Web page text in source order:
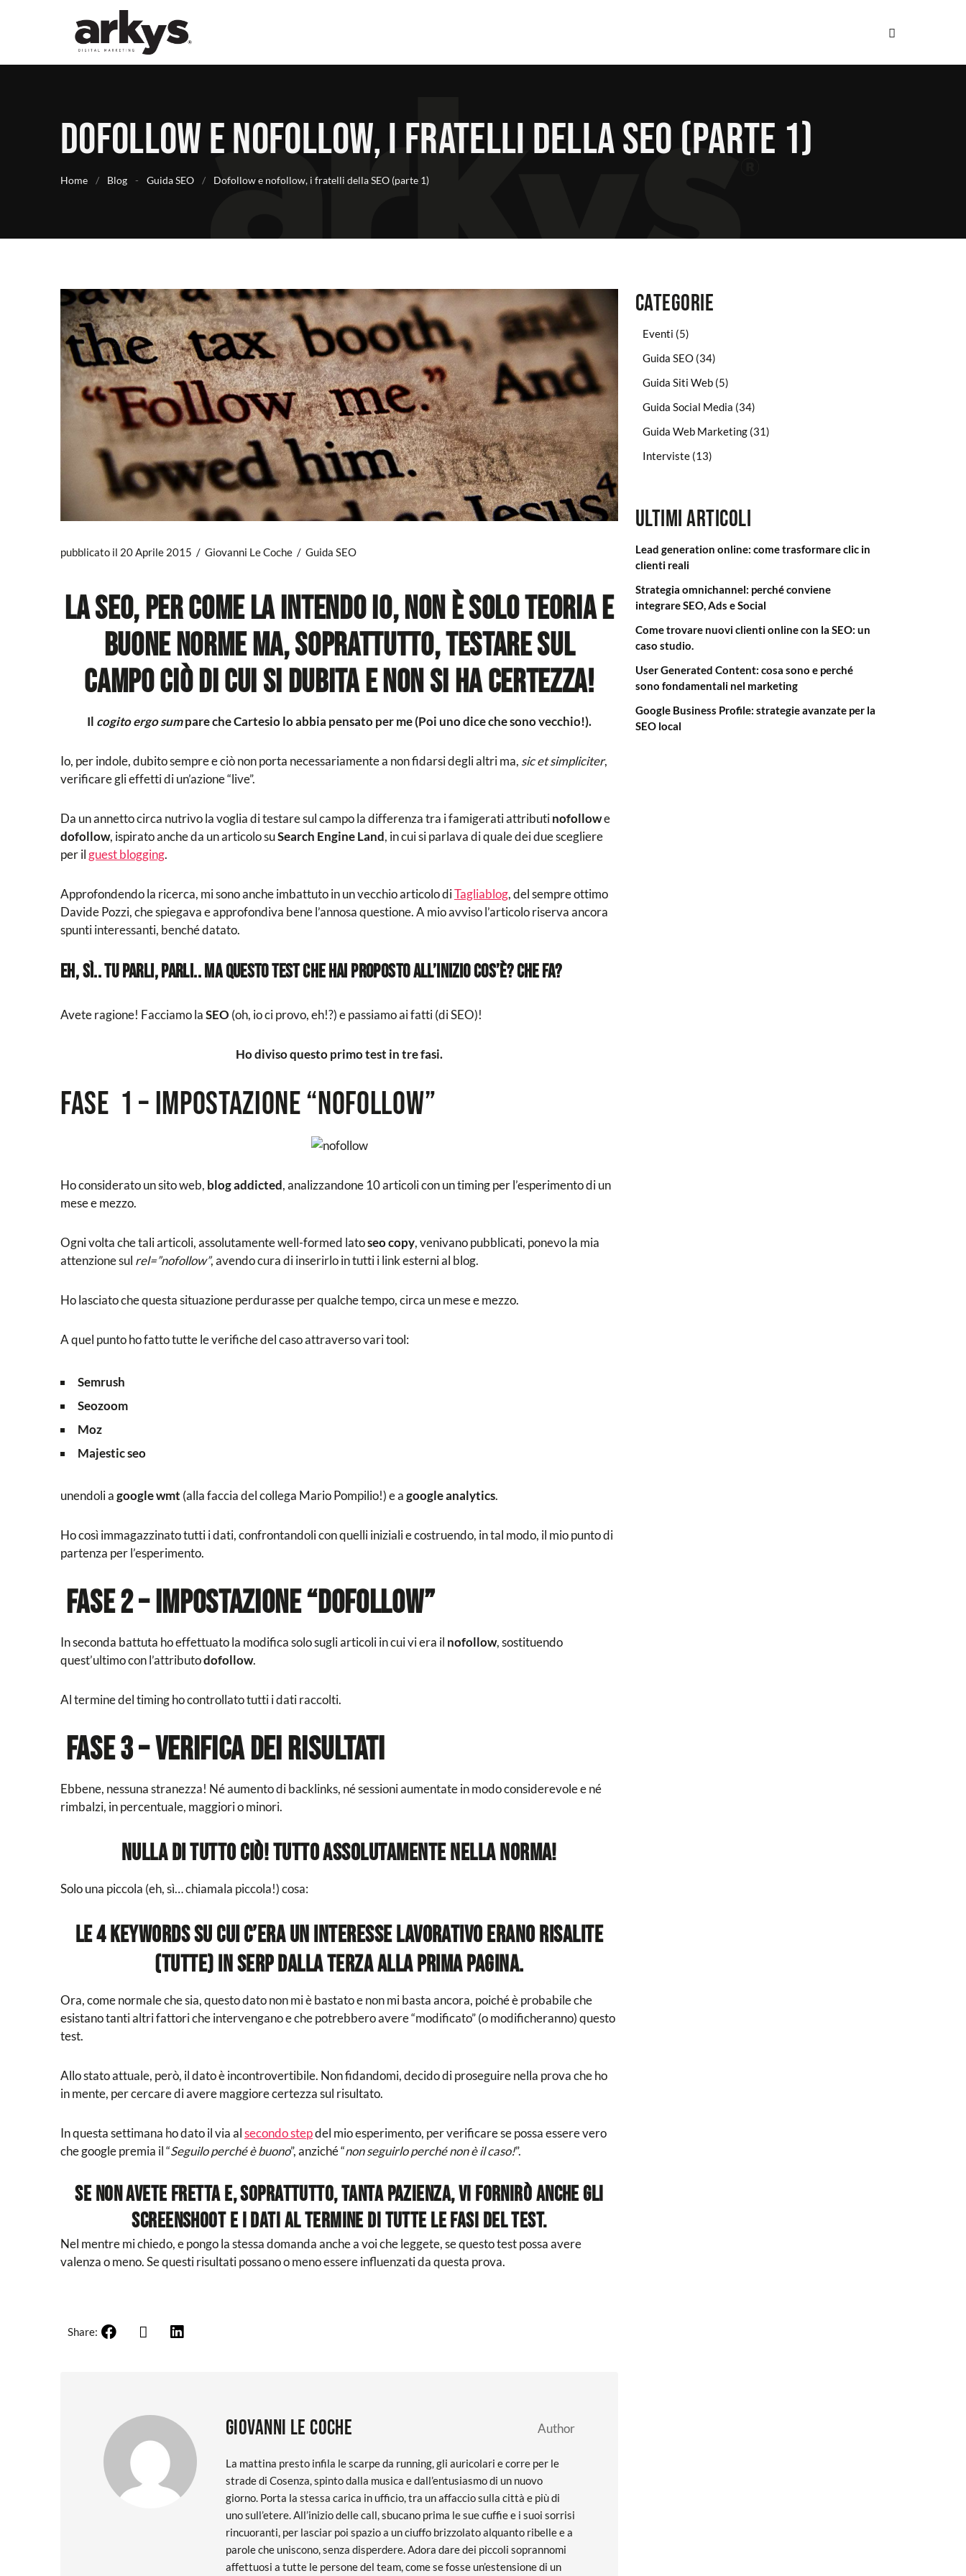
Dofollow e nofollow, i fratelli della SEO (parte 1)
Home / Blog - Guida SEO / Dofollow e nofollow, i fratelli della SEO (parte 1)
pubblicato il 20 Aprile 2015 Giovanni Le Coche Guida SEO
La SEO, per come la intendo io, non è solo teoria e
buone norme ma, soprattutto, testare sul
campo ciò di cui si dubita e non si ha certezza!
Il cogito ergo sumpare che Cartesio lo abbia pensato per me (Poi uno dice che sono vecchio!).
Io, per indole, dubito sempre e ciò non porta necessariamente a non fidarsi degli altri ma, sic et simpliciter,
verificare gli effetti di un’azione “live”.
Da un annetto circa nutrivo la voglia di testare sul campo la differenza tra i famigerati attributinofollowe
dofollow, ispirato anche da un articolo suSearch Engine Land, in cui si parlava di quale dei due scegliere
per ilguest blogging.
Approfondendo la ricerca, mi sono anche imbattuto in un vecchio articolo diTagliablog, del sempre ottimo
Davide Pozzi, che spiegava e approfondiva bene l’annosa questione. A mio avviso l’articolo riserva ancora
spunti interessanti, benché datato.
Eh, sì.. tu parli, parli.. ma questo test che hai proposto all’inizio cos’è? Che fa?
Avete ragione! Facciamo laSEO (oh, io ci provo, eh!?) e passiamo ai fatti (di SEO)!
Ho diviso questo primo test in tre fasi.
FASE 1 – Impostazione “nofollow”
Ho considerato un sito web, blog addicted, analizzandone 10 articoli con un timing per l’esperimento di un
mese e mezzo.
Ogni volta che tali articoli, assolutamente well-formed latoseo copy, venivano pubblicati, ponevo la mia
attenzione sul rel=”nofollow”, avendo cura di inserirlo in tutti i link esterni al blog.
Ho lasciato che questa situazione perdurasse per qualche tempo, circa un mese e mezzo.
A quel punto ho fatto tutte le verifiche del caso attraverso vari tool:
Semrush
Seozoom
Moz
Majestic seo
unendoli agoogle wmt (alla faccia del collega Mario Pompilio!) e agoogle analytics.
Ho così immagazzinato tutti i dati, confrontandoli con quelli iniziali e costruendo, in tal modo, il mio punto di
partenza per l’esperimento.
FASE 2 – Impostazione “dofollow”
In seconda battuta ho effettuato la modifica solo sugli articoli in cui vi era il nofollow, sostituendo
quest’ultimo con l’attributodofollow.
Al termine del timing ho controllato tutti i dati raccolti.
FASE 3 – Verifica dei risultati
Ebbene, nessuna stranezza! Né aumento di backlinks, né sessioni aumentate in modo considerevole e né
rimbalzi, in percentuale, maggiori o minori.
Nulla di tutto ciò! Tutto assolutamente nella norma!
Solo una piccola (eh, sì… chiamala piccola!) cosa:
le 4 keywords su cui c’era un interesse lavorativo erano risalite
(tutte) in SERP dalla terza alla prima pagina.
Ora, come normale che sia, questo dato non mi è bastato e non mi basta ancora, poiché è probabile che
esistano tanti altri fattori che intervengano e che potrebbero avere “modificato” (o modificheranno) questo
test.
Allo stato attuale, però, il dato è incontrovertibile. Non fidandomi, decido di proseguire nella prova che ho
in mente, per cercare di avere maggiore certezza sul risultato.
In questa settimana ho dato il via alsecondo stepdel mio esperimento, per verificare se possa essere vero
che google premia il “Seguilo perché è buono”, anziché “non seguirlo perché non è il caso!”.
Se non avete fretta e, soprattutto, tanta pazienza, vi fornirò anche gli
screenshoot e i dati al termine di tutte le fasi del test.
Nel mentre mi chiedo, e pongo la stessa domanda anche a voi che leggete, se questo test possa avere
valenza o meno. Se questi risultati possano o meno essere influenzati da questa prova.
Share:
Giovanni Le Coche Author
La mattina presto infila le scarpe da running, gli auricolari e corre per le
strade di Cosenza, spinto dalla musica e dall’entusiasmo di un nuovo
giorno. Porta la stessa carica in ufficio, tra un affaccio sulla città e più di
uno sull’etere. All’inizio delle call, sbucano prima le sue cuffie e i suoi sorrisi
rincuoranti, per lasciar poi spazio a un ciuffo brizzolato alquanto ribelle e a
parole che uniscono, senza disperdere. Adora dare dei piccoli soprannomi
affettuosi a tutte le persone del team, come se fosse un’estensione di un
Categorie
Eventi (5)
Guida SEO (34)
Guida Siti Web (5)
Guida Social Media (34)
Guida Web Marketing (31)
Interviste (13)
Ultimi articoli
Lead generation online: come trasformare clic in
clienti reali
Strategia omnichannel: perché conviene
integrare SEO, Ads e Social
Come trovare nuovi clienti online con la SEO: un
caso studio.
User Generated Content: cosa sono e perché
sono fondamentali nel marketing
Google Business Profile: strategie avanzate per la
SEO local